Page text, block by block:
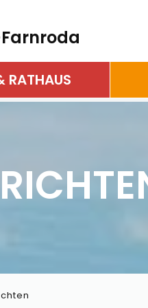
RATHAUS